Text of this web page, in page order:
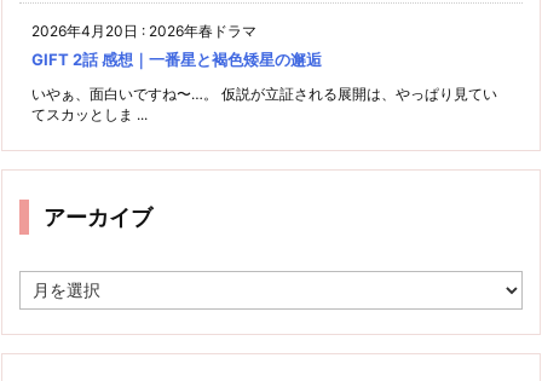
2026年4月20日 : 2026年春ドラマ
GIFT 2話 感想｜一番星と褐色矮星の邂逅
いやぁ、面白いですね〜…。 仮説が立証される展開は、やっぱり見てい
てスカッとしま ...
アーカイブ
ー
イ